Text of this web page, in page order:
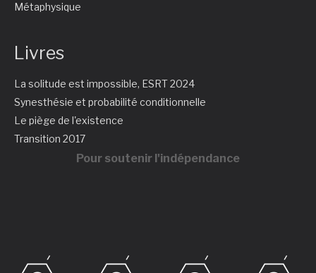
Métaphysique
Livres
La solitude est impossible, ESRT 2024
Synesthésie et probabilité conditionnelle
Le piège de l'existence
Transition 2017
Pour soutenir l'indépendance